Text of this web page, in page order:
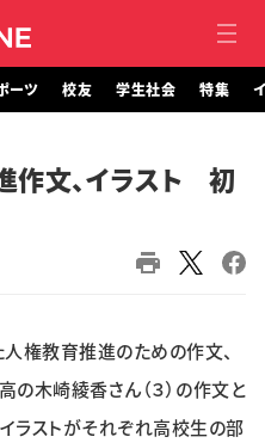
ーツ 校友 学生社会 特集
文、イラスト 初
権教育推進のための作文、
の木崎綾香さん（３）の作文と
イラストがそれぞれ高校生の部